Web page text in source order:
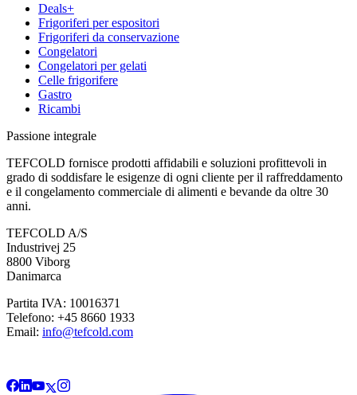
Deals+
Frigoriferi per espositori
Frigoriferi da conservazione
Congelatori
Congelatori per gelati
Celle frigorifere
Gastro
Ricambi
Passione integrale
TEFCOLD fornisce prodotti affidabili e soluzioni profittevoli in
grado di soddisfare le esigenze di ogni cliente per il raffreddamento
e il congelamento commerciale di alimenti e bevande da oltre 30
anni.
TEFCOLD A/S
Industrivej 25
8800 Viborg
Danimarca
Partita IVA: 10016371
Telefono: +45 8660 1933
Email: info@tefcold.com